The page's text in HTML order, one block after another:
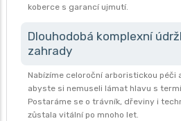
koberce s garancí ujmutí.
Dlouhodobá komplexní
zahrady
Nabízíme celoroční arboristickou péči
abyste si nemuseli lámat hlavu s
Postaráme se o trávník, dřeviny i
zůstala vitální po mnoho let.